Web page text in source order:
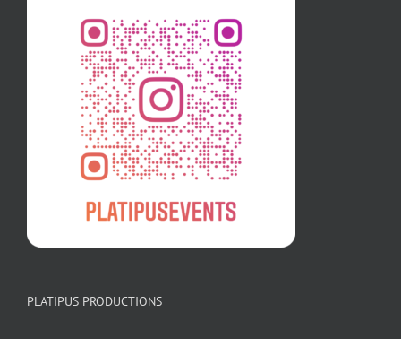
PLATIPUS PRODUCTIONS